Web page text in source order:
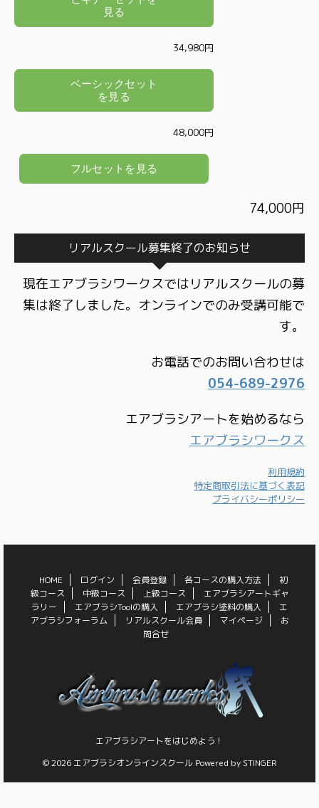
34,980円
48,000円
74,000円
リアルスクール募集終了のお知らせ
現在エアブラシワークスではリアルスクールの募
集は終了しました。オンラインでのみ受講可能で
す。
お電話でのお問い合わせは
054-689-2976
エアブラシアートを始めるなら
エアブラシワークス
利用規約
特定商取引法に基づく表記
プライバシーポリシー
HOME ログイン 会員登録 各コースの購入方法
初
級コース
中級コース 上級コース
エアブラシアートギャ
ラリー
エアブラシToolの購入 エアブラシ塗料の購入
エ
アブラシフォーラム
リアルスクール会員 マイページ
お
問合せ
エアブラシアートをはじめよう！
© 2026 エアブラシオンラインスクール Powered by STINGER